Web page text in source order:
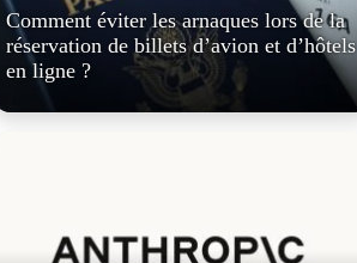
Comment éviter les arnaques lors de la
réservation de billets d’avion et d’hôtels
en ligne ?